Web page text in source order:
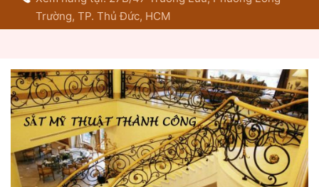
Trường, TP. Thủ Đức, HCM